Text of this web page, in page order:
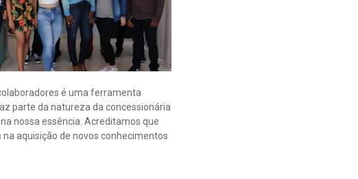
é uma ferramenta
parte da natureza da concessionária
nossa essência. Acreditamos que
aquisição de novos conhecimentos